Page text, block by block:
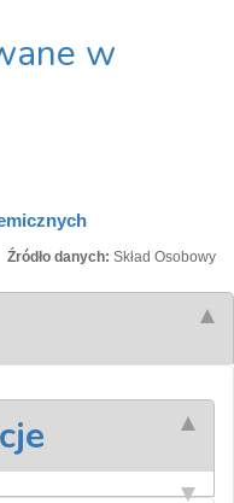
w
Źródło danych: Skład Osobowy